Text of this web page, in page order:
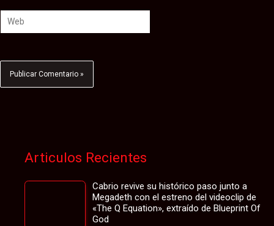
Web
Articulos Recientes
Cabrio revive su histórico paso junto a
Megadeth con el estreno del videoclip de
«The Q Equation», extraído de Blueprint Of
God